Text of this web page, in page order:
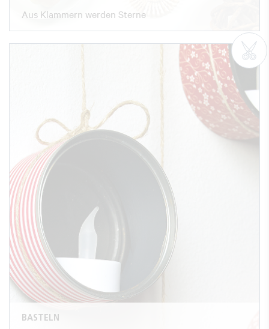
Aus Klammern werden Sterne
BASTELN